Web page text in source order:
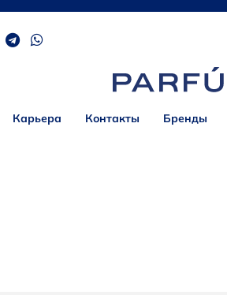
Карьера Контакты Бренды